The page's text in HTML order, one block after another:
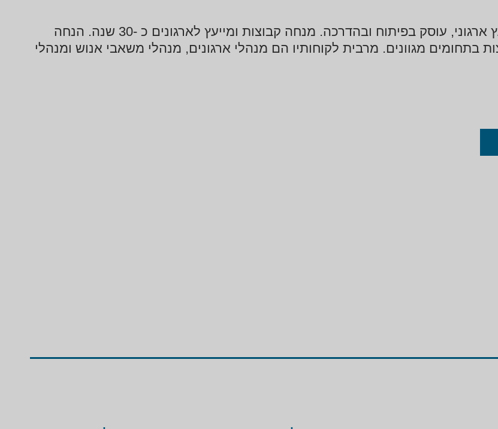
ערן רון יועץ ארגוני, עוסק בפיתוח ובהדרכה. מנחה קבוצות ומייעץ לארגונים כ -30 שנה. הנחה
בתחומים מגוונים. מרבית לקוחותיו הם מנהלי ארגונים, מנהלי משאבי אנוש ומנהלי